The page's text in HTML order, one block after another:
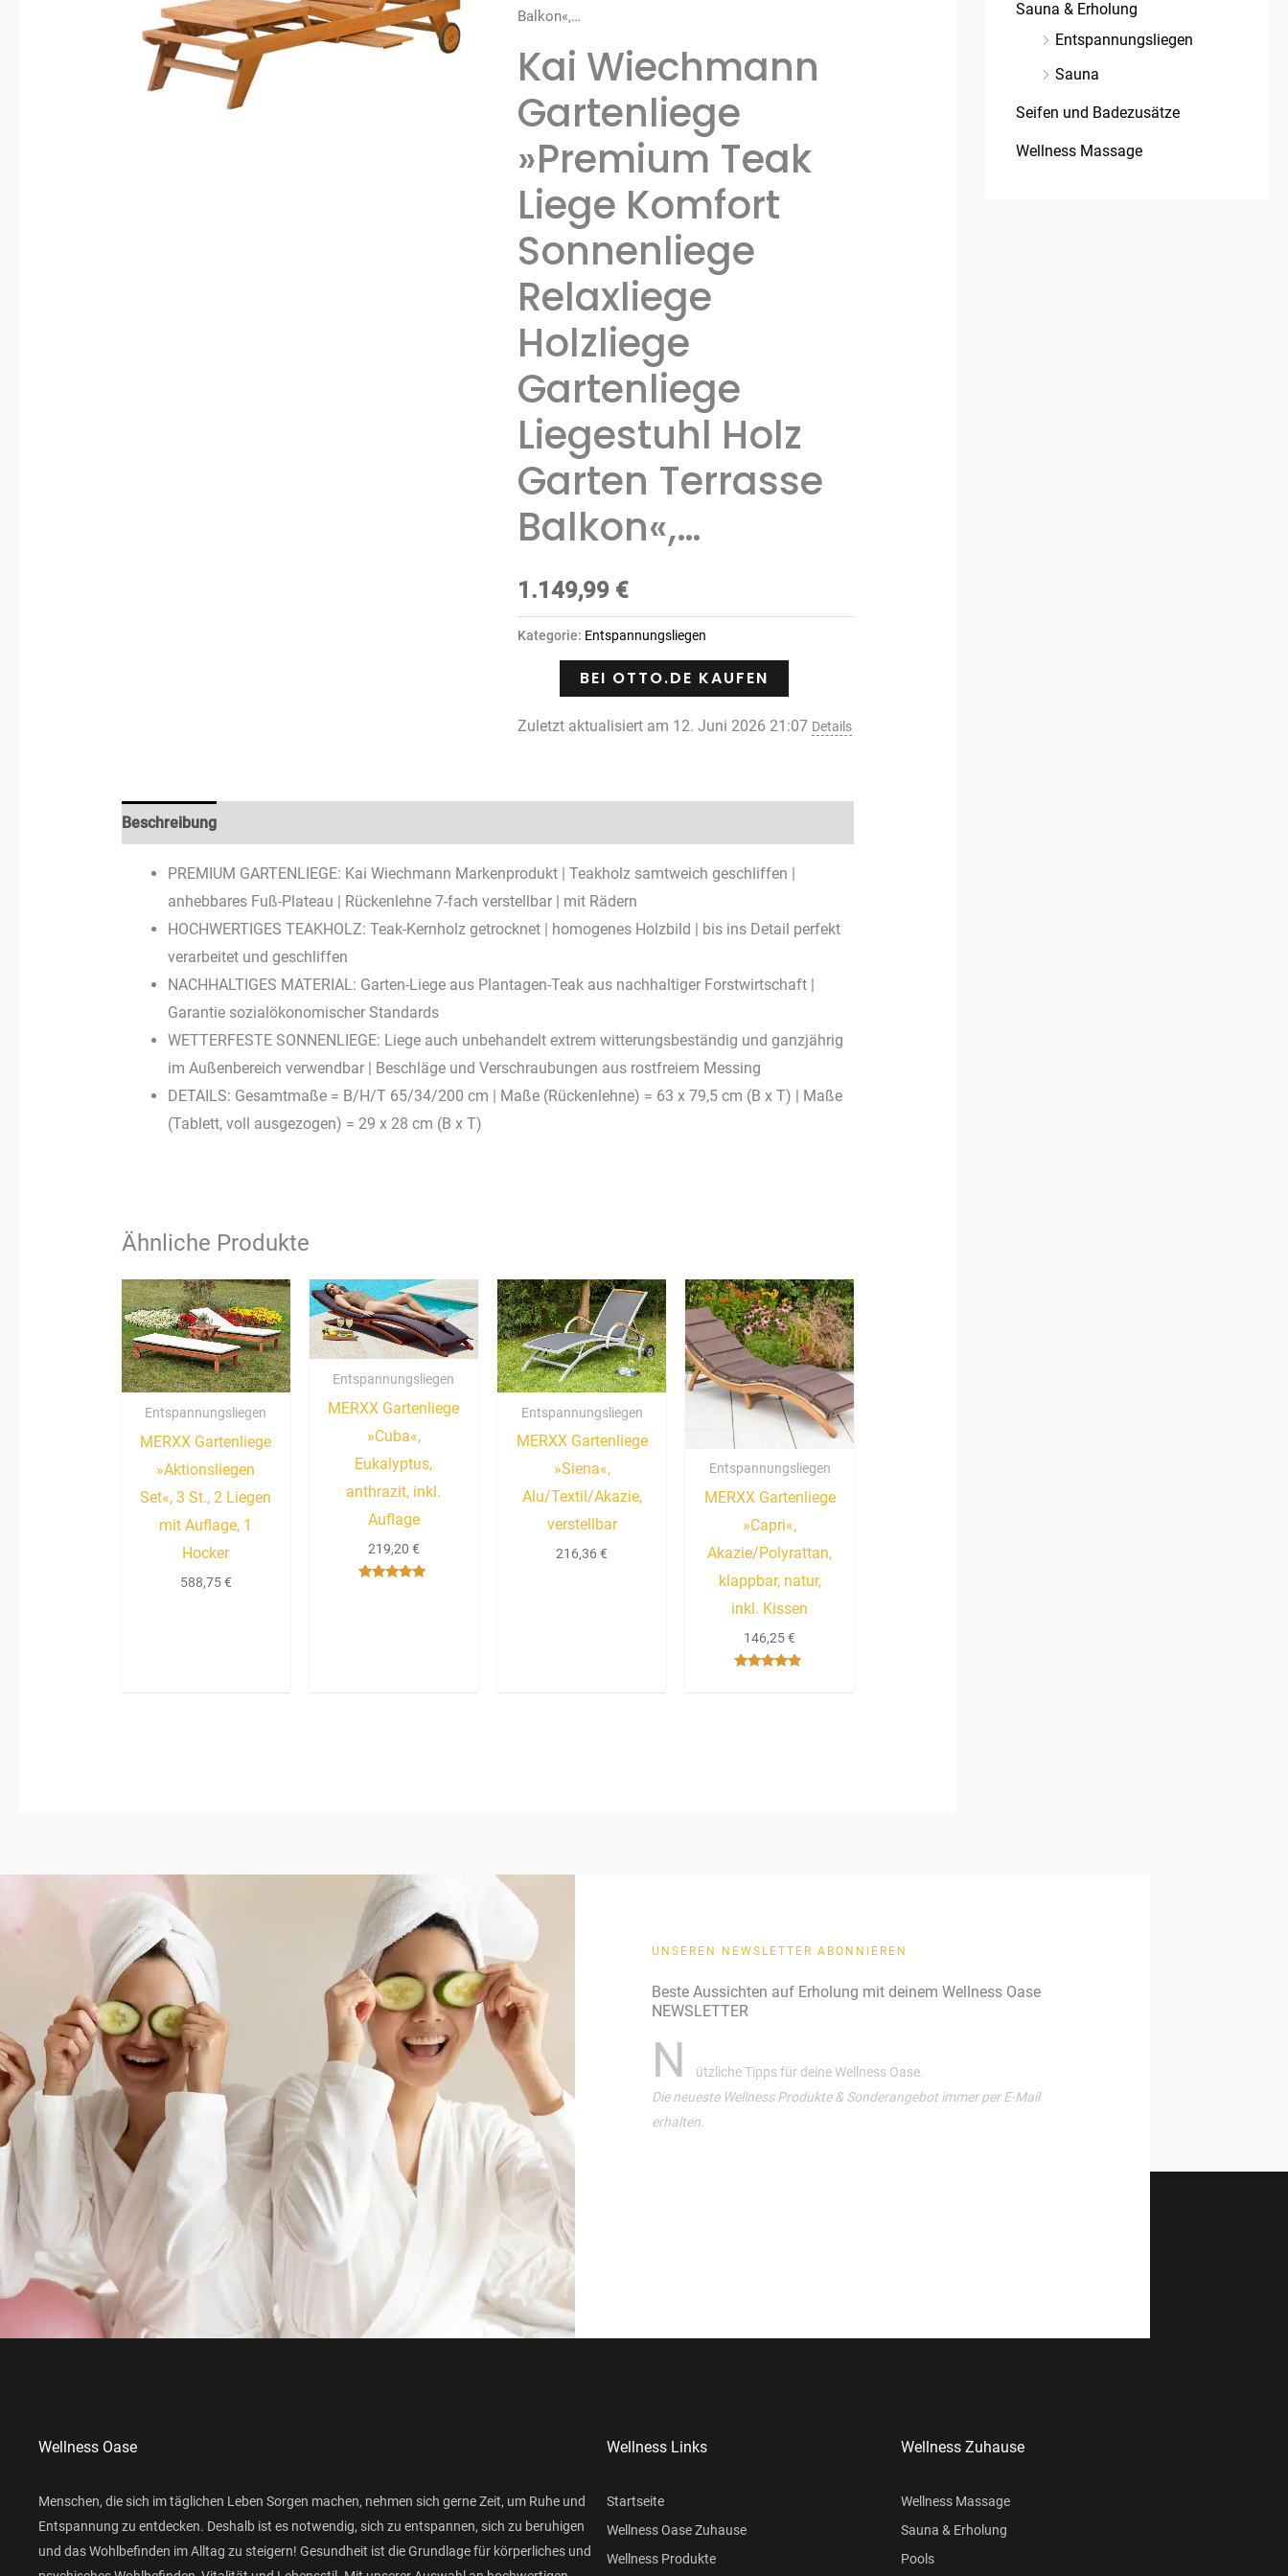
Balkon«,…
Kai Wiechmann
Gartenliege
»Premium Teak
Liege Komfort
Sonnenliege
Relaxliege
Holzliege
Gartenliege
Liegestuhl Holz
Garten Terrasse
Balkon«,…
1.149,99 €
Kategorie: Entspannungsliegen
BEI OTTO.DE KAUFEN
Zuletzt aktualisiert am 12. Juni 2026 21:07 Details
Beschreibung
PREMIUM GARTENLIEGE: Kai Wiechmann Markenprodukt | Teakholz samtweich geschliffen |
anhebbares Fuß-Plateau | Rückenlehne 7-fach verstellbar | mit Rädern
HOCHWERTIGES TEAKHOLZ: Teak-Kernholz getrocknet | homogenes Holzbild | bis ins Detail perfekt
verarbeitet und geschliffen
NACHHALTIGES MATERIAL: Garten-Liege aus Plantagen-Teak aus nachhaltiger Forstwirtschaft |
Garantie sozialökonomischer Standards
WETTERFESTE SONNENLIEGE: Liege auch unbehandelt extrem witterungsbeständig und ganzjährig
im Außenbereich verwendbar | Beschläge und Verschraubungen aus rostfreiem Messing
DETAILS: Gesamtmaße = B/H/T 65/34/200 cm | Maße (Rückenlehne) = 63 x 79,5 cm (B x T) | Maße
(Tablett, voll ausgezogen) = 29 x 28 cm (B x T)
Ähnliche Produkte
Entspannungsliegen
MERXX Gartenliege
»Aktionsliegen
Set«, 3 St., 2 Liegen
mit Auflage, 1
Hocker
588,75€
Entspannungsliegen
MERXX Gartenliege
»Cuba«,
Eukalyptus,
anthrazit, inkl.
Auflage
219,20 €
Entspannungsliegen
MERXX Gartenliege
»Siena«,
Alu/Textil/Akazie,
verstellbar
216,36€
Entspannungsliegen
MERXX Gartenliege
»Capri«,
Akazie/Polyrattan,
klappbar, natur,
inkl. Kissen
146,25€
Sauna & Erholung
Entspannungsliegen
Sauna
Seifen und Badezusätze
Wellness Massage
UNSEREN NEWSLETTER ABONNIEREN
Beste Aussichten auf Erholung mit deinem Wellness Oase
NEWSLETTER
N
ützliche Tipps für deine Wellness Oase.
Die neueste Wellness Produkte & Sonderangebot immer per E-Mail
erhalten.
Wellness Oase
Menschen, die sich im täglichen Leben Sorgen machen, nehmen sich gerne Zeit, um Ruhe und
Entspannung zu entdecken. Deshalb ist es notwendig, sich zu entspannen, sich zu beruhigen
und das Wohlbefinden im Alltag zu steigern! Gesundheit ist die Grundlage für körperliches und
Wellness Links
Startseite
Wellness Oase Zuhause
Wellness Produkte
Wellness Zuhause
Wellness Massage
Sauna & Erholung
Pools